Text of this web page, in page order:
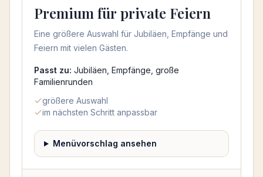
Premium für private Feiern
Eine größere Auswahl für Jubiläen, Empfänge und
Feiern mit vielen Gästen.
Passt zu: Jubiläen, Empfänge, große
Familienrunden
größere Auswahl
im nächsten Schritt anpassbar
Menüvorschlag ansehen